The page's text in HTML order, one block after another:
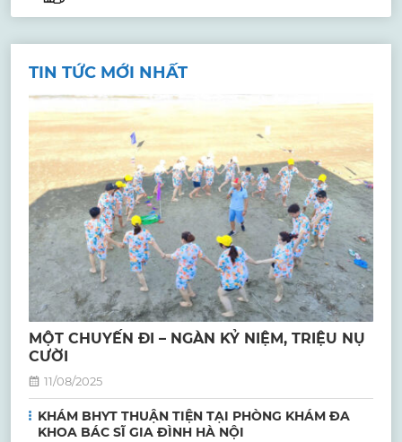
TIN TỨC MỚI NHẤT
MỘT CHUYẾN ĐI – NGÀN KỶ NIỆM, TRIỆU NỤ
CƯỜI
11/08/2025
KHÁM BHYT THUẬN TIỆN TẠI PHÒNG KHÁM ĐA
KHOA BÁC SĨ GIA ĐÌNH HÀ NỘI